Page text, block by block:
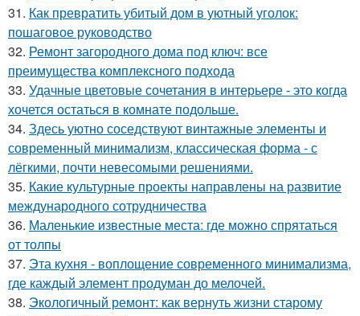
31. Как превратить убитый дом в уютный уголок:
пошаговое руководство
32. Ремонт загородного дома под ключ: все
преимущества комплексного подхода
33. Удачные цветовые сочетания в интерьере - это когда
хочется остаться в комнате подольше.
34. Здесь уютно соседствуют винтажные элементы и
современный минимализм, классическая форма - с
лёгкими, почти невесомыми решениями.
35. Какие культурные проекты направлены на развитие
международного сотрудничества
36. Маленькие известные места: где можно спрятаться
от толпы
37. Эта кухня - воплощение современного минимализма,
где каждый элемент продуман до мелочей.
38. Экологичный ремонт: как вернуть жизни старому